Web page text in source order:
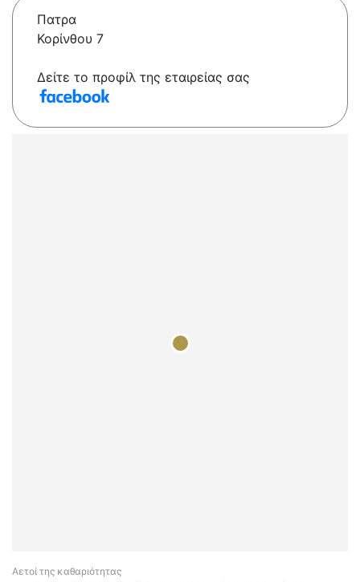
Πατρα
Κορίνθου 7
Δείτε το προφίλ της εταιρείας σας
Αετοί της καθαριότητας